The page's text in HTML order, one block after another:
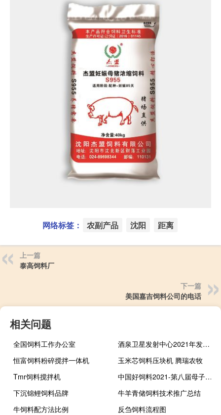
网络标签： 农副产品 沈阳 距离
上一篇
泰高饲料厂
下一篇
美国嘉吉饲料公司的电话
相关问题
全国饲料工作办公室
酒泉卫星发射中心2021年发射任务 高分十一号02星发射成功
恒富饲料粉碎搅拌一体机
玉米芯饲料压块机 腾瑞农牧
Tmr饲料搅拌机
中国好饲料2021-第八届母子猪大会
下沉锦鲤饲料品牌
牛羊青储饲料技术推广总结
牛饲料配方法比例
反刍饲料流程图